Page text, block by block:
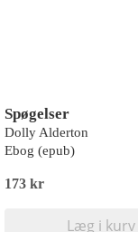
Spøgelser
Dolly Alderton
Ebog (epub)
173 kr
Læg i kurv